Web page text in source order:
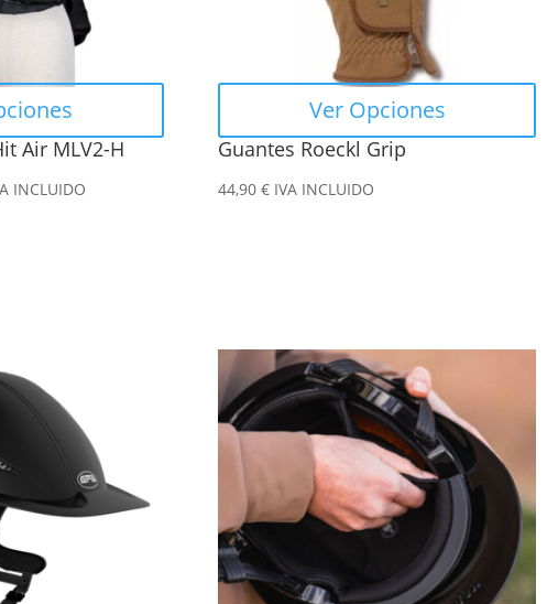
Air MLV2-H
INCLUIDO
Guantes Roeckl Grip
44,90€ IVA INCLUIDO
Ver Opciones
en
página
Este
producto
tiene
opciones
se
pueden